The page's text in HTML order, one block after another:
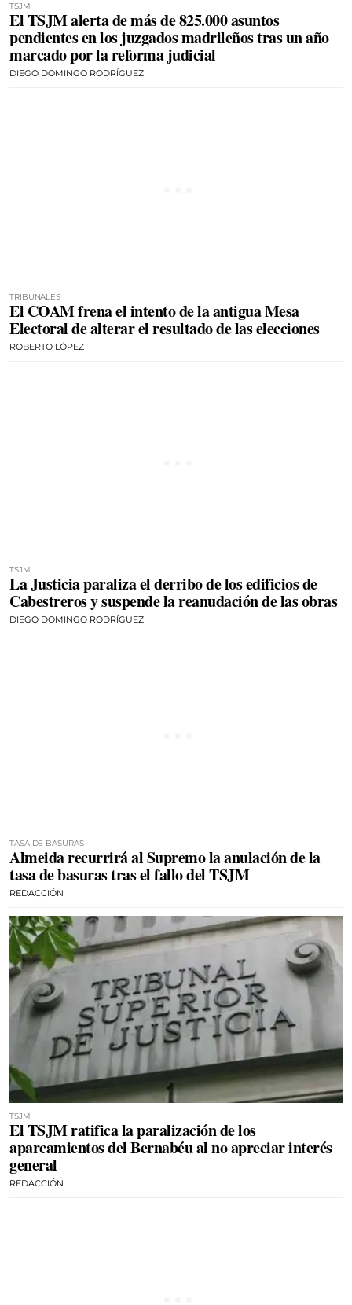
TSJM
El TSJM alerta de más de 825.000 asuntos
pendientes en los juzgados madrileños tras un año
marcado por la reforma judicial
DIEGO DOMINGO RODRÍGUEZ
TRIBUNALES
El COAM frena el intento de la antigua Mesa
Electoral de alterar el resultado de las elecciones
ROBERTO LÓPEZ
TSJM
La Justicia paraliza el derribo de los edificios de
Cabestreros y suspende la reanudación de las obras
DIEGO DOMINGO RODRÍGUEZ
TASA DE BASURAS
Almeida recurrirá al Supremo la anulación de la
tasa de basuras tras el fallo del TSJM
REDACCIÓN
TSJM
El TSJM ratifica la paralización de los
aparcamientos del Bernabéu al no apreciar interés
general
REDACCIÓN